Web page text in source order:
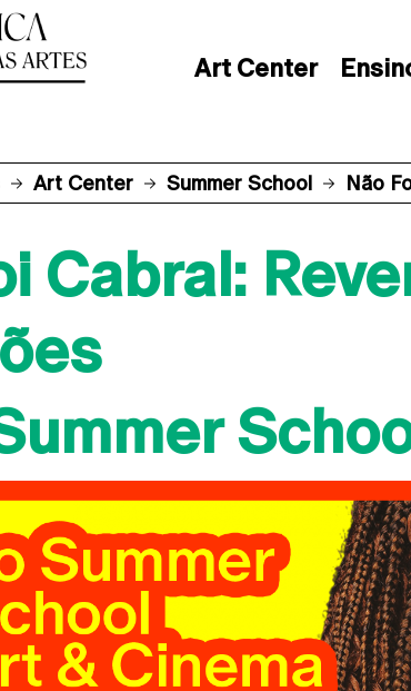
Art Center
Art Center Summer School Não
Cabral: